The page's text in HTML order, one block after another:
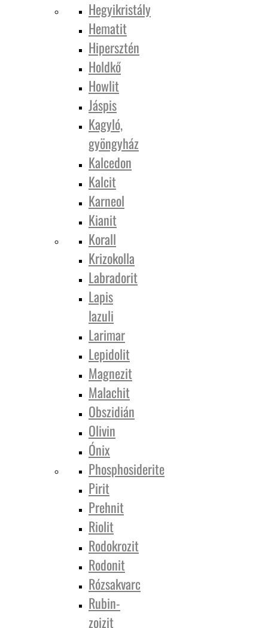
Hegyikristály
Hematit
Hipersztén
Holdkő
Howlit
Jáspis
Kagyló,
gyöngyház
Kalcedon
Kalcit
Karneol
Kianit
Korall
Krizokolla
Labradorit
Lapis
lazuli
Larimar
Lepidolit
Magnezit
Malachit
Obszidián
Olivin
Ónix
Phosphosiderite
Pirit
Prehnit
Riolit
Rodokrozit
Rodonit
Rózsakvarc
Rubin-
zoizit